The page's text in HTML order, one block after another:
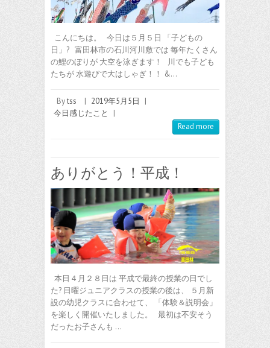
こんにちは。 今日は５月５日 「子どもの
日」? 富田林市の石川河川敷では 毎年たくさん
の鯉のぼりが 大空を泳ぎます！ 川でも子ども
たちが 水遊びで大はしゃぎ！！ &…
Bytss | 2019年5月5日
|
今日感じたこと
|
Read more
ありがとう！平成！
本日４月２８日は 平成で最終の授業の日でし
た? 日曜ジュニアクラスの授業の後は、 ５月新
設の幼児クラスに合わせて、 「体験＆説明会」
を楽しく開催いたしました。 最初は不安そう
だったお子さんも …